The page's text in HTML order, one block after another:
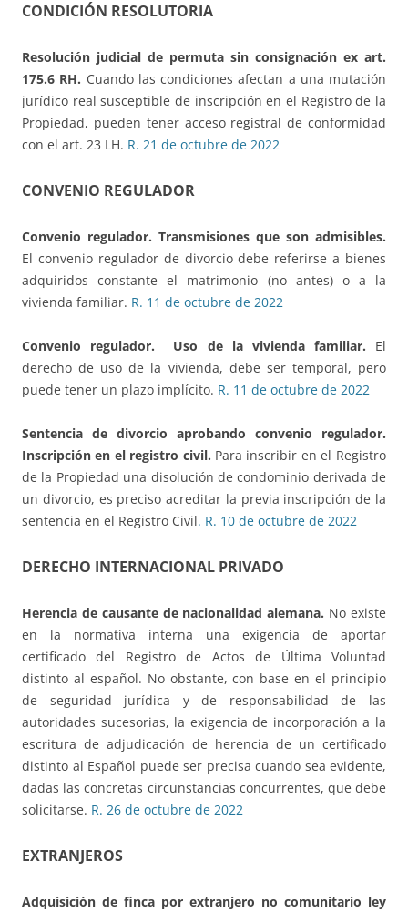
CONDICIÓN RESOLUTORIA
Resolución judicial de permuta sin consignación ex art.
175.6 RH. Cuando las condiciones afectan a una mutación
jurídico real susceptible de inscripción en el Registro de la
Propiedad, pueden tener acceso registral de conformidad
con el art. 23 LH. R. 21 de octubre de 2022
CONVENIO REGULADOR
Convenio regulador. Transmisiones que son admisibles.
El convenio regulador de divorcio debe referirse a bienes
adquiridos constante el matrimonio (no antes) o a la
vivienda familiar. R. 11 de octubre de 2022
Convenio regulador. Uso de la vivienda familiar. El
derecho de uso de la vivienda, debe ser temporal, pero
puede tener un plazo implícito. R. 11 de octubre de 2022
Sentencia de divorcio aprobando convenio regulador.
Inscripción en el registro civil. Para inscribir en el Registro
de la Propiedad una disolución de condominio derivada de
un divorcio, es preciso acreditar la previa inscripción de la
sentencia en el Registro Civil. R. 10 de octubre de 2022
DERECHO INTERNACIONAL PRIVADO
Herencia de causante de nacionalidad alemana. No existe
en la normativa interna una exigencia de aportar
certificado del Registro de Actos de Última Voluntad
distinto al español. No obstante, con base en el principio
de seguridad jurídica y de responsabilidad de las
autoridades sucesorias, la exigencia de incorporación a la
escritura de adjudicación de herencia de un certificado
distinto al Español puede ser precisa cuando sea evidente,
dadas las concretas circunstancias concurrentes, que debe
solicitarse. R. 26 de octubre de 2022
EXTRANJEROS
Adquisición de finca por extranjero no comunitario ley